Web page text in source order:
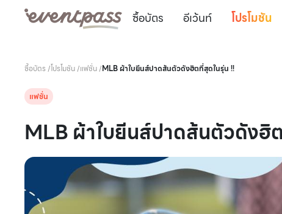
ซื้อบัตร อีเว้นท์ โปรโมชัน
ซื้อบัตร /โปรโมชัน/แฟชั่น/MLB ผ้าใบยีนส์ปาดส้นตัวดังฮิตที่สุดในรุ่น !!
แฟชั่น
MLB ผ้าใบยีนส์ปาดส้นตัวดังฮิ